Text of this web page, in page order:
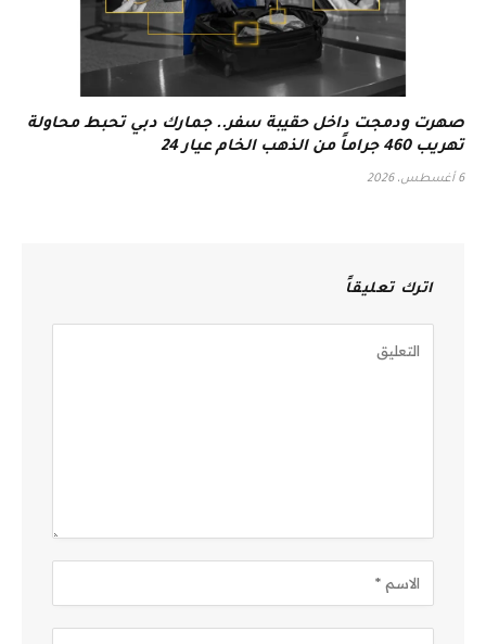
صهرت ودمجت داخل حقيبة سفر.. جمارك دبي تحبط محاولة
تهريب 460 جراماً من الذهب الخام عيار 24
6 أغسطس، 2026
اترك تعليقاً